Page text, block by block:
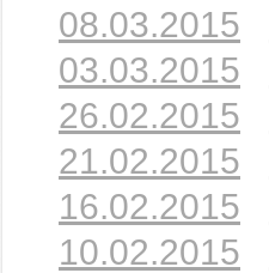
08.03.2015
03.03.2015
26.02.2015
21.02.2015
16.02.2015
10.02.2015